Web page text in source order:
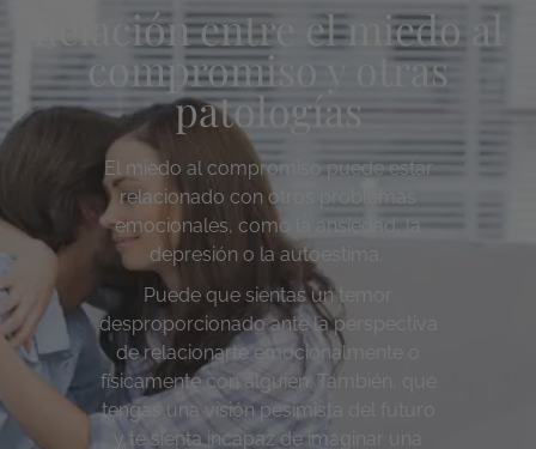
Relación entre el miedo al
compromiso y otras
patologías
El miedo al compromiso puede estar
relacionado con otros problemas
emocionales, como la ansiedad, la
depresión o la autoestima.
Puede que sientas un temor
desproporcionado ante la perspectiva
de relacionarte emocionalmente o
físicamente con alguien. También, que
tengas una visión pesimista del futuro
y te sienta incapaz de imaginar una